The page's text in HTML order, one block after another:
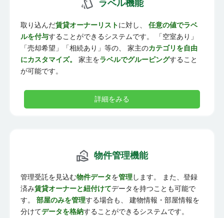
ラベル機能
取り込んだ賃貸オーナーリストに対し、 任意の値でラベ
ルを付与することができるシステムです。 「空室あり」
「売却希望」「相続あり」等の、 家主のカテゴリを自由
にカスタマイズ。
家主をラベルでグルーピングすること
が可能です。
詳細をみる
物件管理機能
管理受託を見込む物件データを管理します。 また、登録
済み賃貸オーナーと紐付けてデータを持つことも可能で
す。 部屋のみを管理する場合も、 建物情報・部屋情報を
分けてデータを格納することができるシステムです。